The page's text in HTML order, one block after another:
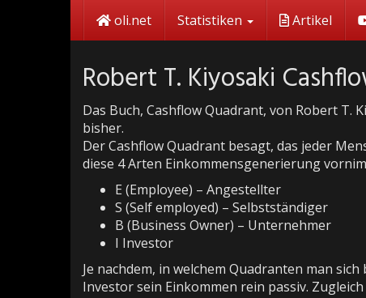
oli.net Statistiken Artikel
Robert T. Kiyosaki
Das Buch, Cashflow Quadrant, von Robert T.
bisher.
Der Cashflow Quadrant besagt, das jeder
diese 4 Arten Einkommensgenerierung
E (Employee) – Angestellter
S (Self employed) – Selbstständiger
B (Business Owner) – Unternehmer
I Investor
Je nachdem, in welchem Quadranten man
Investor sein Einkommen rein passiv.